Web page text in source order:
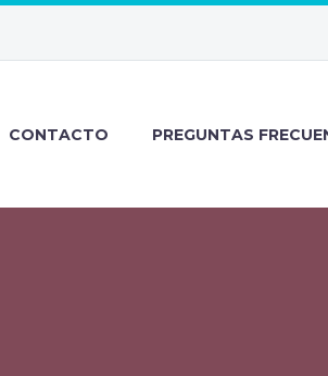
CONTACTO PREGUNTAS